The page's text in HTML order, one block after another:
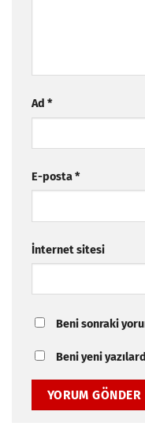
Ad *
E-posta*
İnternet sitesi
Beni sonraki
Beni yeni